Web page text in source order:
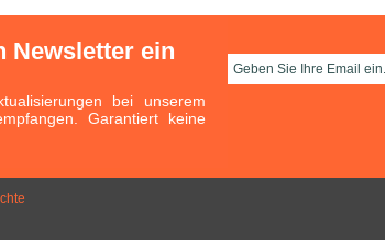
Newsletter ein
bei unserem
Garantiert keine